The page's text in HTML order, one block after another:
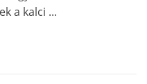
a kalci ...